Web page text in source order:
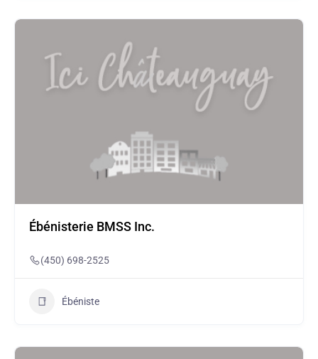
Ébénisterie BMSS Inc.
(450) 698-2525
Ébéniste